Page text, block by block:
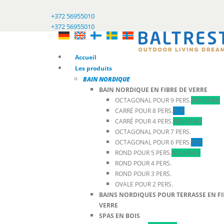
+372 56955010
+372 56955010
Accueil
Les produits
BAIN NORDIQUE
BAIN NORDIQUE EN FIBRE DE VERRE
OCTAGONAL POUR 9 PERS.NOUVEAU
CARRÉ POUR 8 PERS.TOP
CARRÉ POUR 4 PERS.NOUVEAU
OCTAGONAL POUR 7 PERS.
OCTAGONAL POUR 6 PERS.TOP
ROND POUR 5 PERS.NOUVEAU
ROND POUR 4 PERS.
ROND POUR 3 PERS.
OVALE POUR 2 PERS.
BAINS NORDIQUES POUR TERRASSE EN
VERRE
SPAS EN BOIS